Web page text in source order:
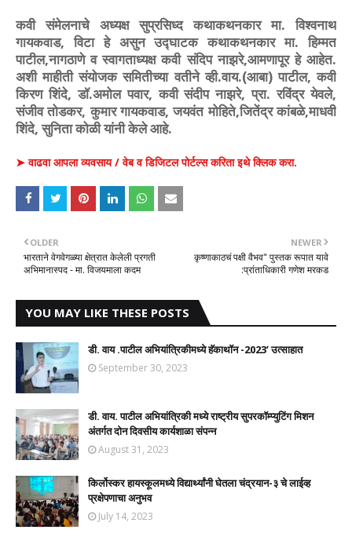
कवी संमेलनाचे अध्यक्ष सुप्रसिध्द कथाकथनकार मा. विश्वनाथ
गायकवाड, विटा हे असुन उद्घाटक कथाकथनकार मा. हिम्मत
पाटील,नागठाणे व स्वागताध्यक्ष कवी संदिप नाझरे,आमणापूर हे आहेत.
अशी माहीती संयोजक समितीच्या वतीने व्ही.वाय.(आबा) पाटील, कवी
किरण शिंदे, डॉ.अमोल पवार, कवी संदीप नाझरे, प्रा. रविंद्र येवले,
संजीव तोडकर, कुमार गायकवाड, जयवंत मोहिते,जितेंद्र कांबळे,माधवी
शिंदे, सुनिता कोळी यांनी केले आहे.
➤ वाढवा आपला व्यवसाय / वेब व डिजिटल पोर्टल्स करिता इथे क्लिक करा.
NEWER
कृष्णाकाठचं पक्षी वैभव" पुस्तक रूपात यावे
:प्रांताधिकारी गणेश मरकड
OLDER
भारताने वेगवेगळ्या क्षेत्रात केलेली प्रगती
अभिमानास्पद - मा. विजयमाला कदम
YOU MAY LIKE THESE POSTS
डी. वाय .पाटील अभियांत्रिकीमध्ये हॅकाथॉन -2023’ उत्साहात
September 30, 2023
डी. वाय. पाटील अभियांत्रिकी मध्ये राष्ट्रीय सुपरकॉम्प्युटिंग मिशन
अंतर्गत दोन दिवसीय कार्यशाळा संपन्न
August 31, 2023
किर्लोस्कर हायस्कूलमध्ये विद्यार्थ्यांनी घेतला चंद्रयान-३ चे लाईव्ह
प्रक्षेपणाचा अनुभव
July 14, 2023